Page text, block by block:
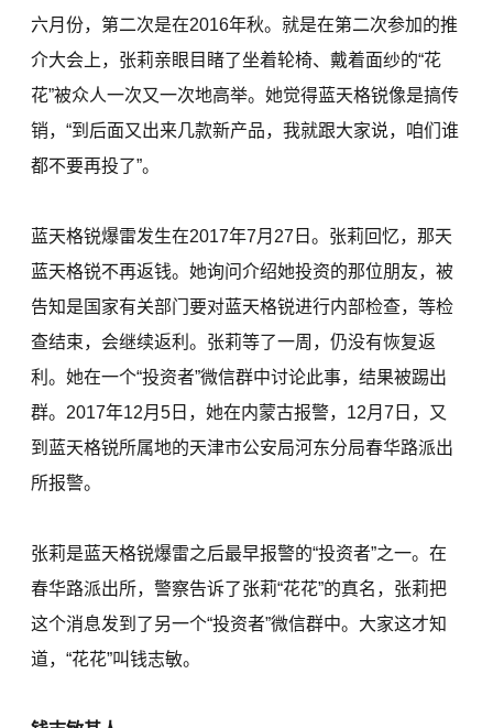
六月份，第二次是在2016年秋。就是在第二次参加的推
介大会上，张莉亲眼目睹了坐着轮椅、戴着面纱的“花
花”被众人一次又一次地高举。她觉得蓝天格锐像是搞传
销，“到后面又出来几款新产品，我就跟大家说，咱们谁
都不要再投了”。
蓝天格锐爆雷发生在2017年7月27日。张莉回忆，那天
蓝天格锐不再返钱。她询问介绍她投资的那位朋友，被
告知是国家有关部门要对蓝天格锐进行内部检查，等检
查结束，会继续返利。张莉等了一周，仍没有恢复返
利。她在一个“投资者”微信群中讨论此事，结果被踢出
群。2017年12月5日，她在内蒙古报警，12月7日，又
到蓝天格锐所属地的天津市公安局河东分局春华路派出
所报警。
张莉是蓝天格锐爆雷之后最早报警的“投资者”之一。在
春华路派出所，警察告诉了张莉“花花”的真名，张莉把
这个消息发到了另一个“投资者”微信群中。大家这才知
道，“花花”叫钱志敏。